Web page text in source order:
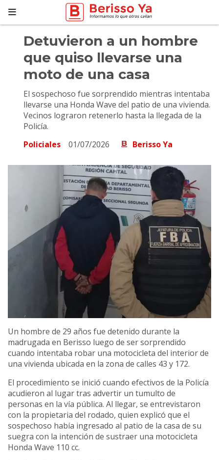
Detuvieron a un hombre
que quiso llevarse una
moto de una casa
El sospechoso fue sorprendido mientras intentaba
llevarse una Honda Wave del patio de una vivienda.
Vecinos lograron retenerlo hasta la llegada de la
Policía.
Policiales
01/07/2026 Berisso Ya
Un hombre de 29 años fue detenido durante la
madrugada en Berisso luego de ser sorprendido
cuando intentaba robar una motocicleta del interior de
una vivienda ubicada en la zona de calles 43 y 172.
El procedimiento se inició cuando efectivos de la Policía
acudieron al lugar tras advertir un tumulto de
personas en la vía pública. Al llegar, se entrevistaron
con la propietaria del rodado, quien explicó que el
sospechoso había ingresado al patio de la casa de su
suegra con la intención de sustraer una motocicleta
Honda Wave 110 cc.